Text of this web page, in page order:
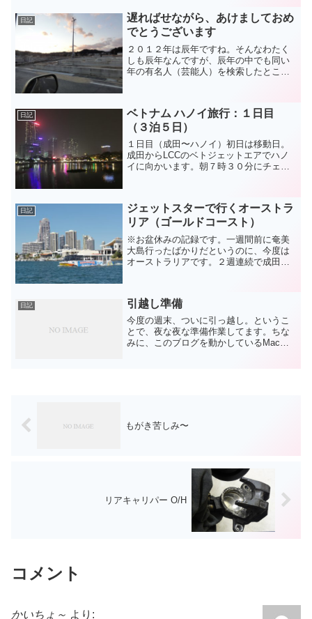
た...
日記
遅ればせながら、あけましておめ
でとうございます
２０１２年は辰年ですね。そんなわたく
しも辰年なんですが、辰年の中でも同い
年の有名人（芸能人）を検索したとこ
彦、井川遥、山本耕史、観月...
日記
ベトナム ハノイ旅行：１日目
（３泊５日）
１日目（成田〜ハノイ）初日は移動日。
成田からLCCのベトジェットエアでハノ
イに向かいます。朝７時３０分にチェッ
は第２ターミナルなのでLCCでよく使う
第３ターミナルまで移...
日記
ジェットスターで行くオーストラ
リア（ゴールドコースト）
※お盆休みの記録です。一週間前に奄美
大島行ったばかりだというのに、今度は
オーストラリアです。２週連続で成田か
間、ゴールドコーストに...
日記 引越し準備
今度の週末、ついに引っ越し。というこ
とで、夜な夜な準備作業してます。ちな
みに、このブログを動かしているMacサ
もがき苦しみ〜
リアキャリパー O/H
コメント
かいちょ～ より: